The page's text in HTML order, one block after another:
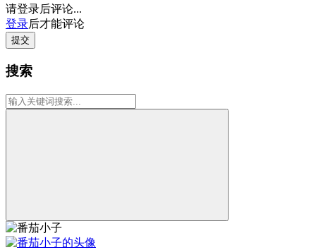
请登录后评论...
登录后才能评论
提交
搜索